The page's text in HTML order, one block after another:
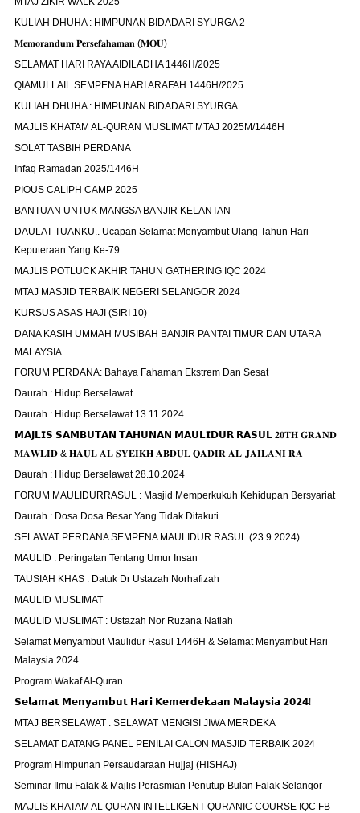
KULIAH DHUHA : HIMPUNAN BIDADARI SYURGA 2
𝐌𝐞𝐦𝐨𝐫𝐚𝐧𝐝𝐮𝐦 𝐏𝐞𝐫𝐬𝐞𝐟𝐚𝐡𝐚𝐦𝐚𝐧 (𝐌𝐎𝐔)
SELAMAT HARI RAYA AIDILADHA 1446H/2025
QIAMULLAIL SEMPENA HARI ARAFAH 1446H/2025
KULIAH DHUHA : HIMPUNAN BIDADARI SYURGA
MAJLIS KHATAM AL-QURAN MUSLIMAT MTAJ 2025M/1446H
SOLAT TASBIH PERDANA
Infaq Ramadan 2025/1446H
PIOUS CALIPH CAMP 2025
BANTUAN UNTUK MANGSA BANJIR KELANTAN
DAULAT TUANKU.. Ucapan Selamat Menyambut Ulang Tahun Hari
Keputeraan Yang Ke-79
MAJLIS POTLUCK AKHIR TAHUN GATHERING IQC 2024
MTAJ MASJID TERBAIK NEGERI SELANGOR 2024
KURSUS ASAS HAJI (SIRI 10)
DANA KASIH UMMAH MUSIBAH BANJIR PANTAI TIMUR DAN UTARA
MALAYSIA
FORUM PERDANA: Bahaya Fahaman Ekstrem Dan Sesat
Daurah : Hidup Berselawat
Daurah : Hidup Berselawat 13.11.2024
𝗠𝗔𝗝𝗟𝗜𝗦 𝗦𝗔𝗠𝗕𝗨𝗧𝗔𝗡 𝗧𝗔𝗛𝗨𝗡𝗔𝗡 𝗠𝗔𝗨𝗟𝗜𝗗𝗨𝗥 𝗥𝗔𝗦𝗨𝗟 𝟐𝟎𝐓𝐇 𝐆𝐑𝐀𝐍𝐃
𝐌𝐀𝐖𝐋𝐈𝐃 & 𝐇𝐀𝐔𝐋 𝐀𝐋 𝐒𝐘𝐄𝐈𝐊𝐇 𝐀𝐁𝐃𝐔𝐋 𝐐𝐀𝐃𝐈𝐑 𝐀𝐋-𝐉𝐀𝐈𝐋𝐀𝐍𝐈 𝐑𝐀
Daurah : Hidup Berselawat 28.10.2024
FORUM MAULIDURRASUL : Masjid Memperkukuh Kehidupan Bersyariat
Daurah : Dosa Dosa Besar Yang Tidak Ditakuti
SELAWAT PERDANA SEMPENA MAULIDUR RASUL (23.9.2024)
MAULID : Peringatan Tentang Umur Insan
TAUSIAH KHAS : Datuk Dr Ustazah Norhafizah
MAULID MUSLIMAT
MAULID MUSLIMAT : Ustazah Nor Ruzana Natiah
Selamat Menyambut Maulidur Rasul 1446H & Selamat Menyambut Hari
Malaysia 2024
Program Wakaf Al-Quran
𝗦𝗲𝗹𝗮𝗺𝗮𝘁 𝗠𝗲𝗻𝘆𝗮𝗺𝗯𝘂𝘁 𝗛𝗮𝗿𝗶 𝗞𝗲𝗺𝗲𝗿𝗱𝗲𝗸𝗮𝗮𝗻 𝗠𝗮𝗹𝗮𝘆𝘀𝗶𝗮 𝟮𝟬𝟮𝟰!
MTAJ BERSELAWAT : SELAWAT MENGISI JIWA MERDEKA
SELAMAT DATANG PANEL PENILAI CALON MASJID TERBAIK 2024
Program Himpunan Persaudaraan Hujjaj (HISHAJ)
Seminar Ilmu Falak & Majlis Perasmian Penutup Bulan Falak Selangor
MAJLIS KHATAM AL QURAN INTELLIGENT QURANIC COURSE IQC FB